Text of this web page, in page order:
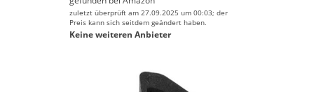
zuletzt überprüft am 27.09.2025 um 00:03; der
Preis kann sich seitdem geändert haben.
Keine weiteren Anbieter